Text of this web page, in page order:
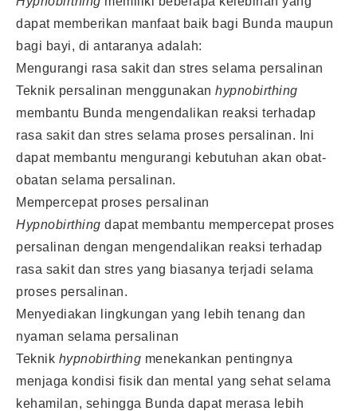
dapat memberikan manfaat baik bagi Bunda maupun
bagi bayi, di antaranya adalah:
Mengurangi rasa sakit dan stres selama persalinan
Teknik persalinan menggunakan hypnobirthing
membantu Bunda mengendalikan reaksi terhadap
rasa sakit dan stres selama proses persalinan. Ini
dapat membantu mengurangi kebutuhan akan obat-
obatan selama persalinan.
Mempercepat proses persalinan
Hypnobirthing dapat membantu mempercepat proses
persalinan dengan mengendalikan reaksi terhadap
rasa sakit dan stres yang biasanya terjadi selama
proses persalinan.
Menyediakan lingkungan yang lebih tenang dan
nyaman selama persalinan
Teknik hypnobirthing menekankan pentingnya
menjaga kondisi fisik dan mental yang sehat selama
kehamilan, sehingga Bunda dapat merasa lebih